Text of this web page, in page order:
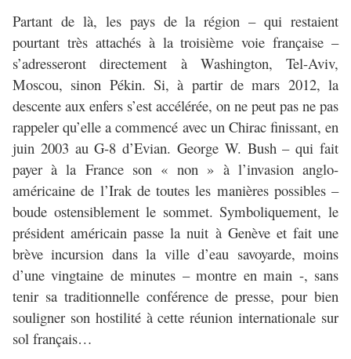
Partant de là, les pays de la région – qui restaient
pourtant très attachés à la troisième voie française –
s’adresseront directement à Washington, Tel-Aviv,
Moscou, sinon Pékin. Si, à partir de mars 2012, la
descente aux enfers s’est accélérée, on ne peut pas ne pas
rappeler qu’elle a commencé avec un Chirac finissant, en
juin 2003 au G-8 d’Evian. George W. Bush – qui fait
payer à la France son « non » à l’invasion anglo-
américaine de l’Irak de toutes les manières possibles –
boude ostensiblement le sommet. Symboliquement, le
président américain passe la nuit à Genève et fait une
brève incursion dans la ville d’eau savoyarde, moins
d’une vingtaine de minutes – montre en main -, sans
tenir sa traditionnelle conférence de presse, pour bien
souligner son hostilité à cette réunion internationale sur
sol français…